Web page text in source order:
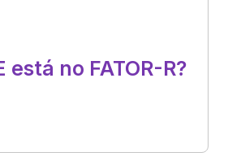
está no FATOR-R?